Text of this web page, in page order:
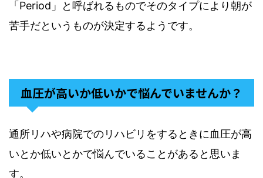
「Period」と呼ばれるものでそのタイプにより朝が
苦手だというものが決定するようです。
血圧が高いか低いかで悩んでいませんか？
通所リハや病院でのリハビリをするときに血圧が高
いとか低いとかで悩んでいることがあると思いま
す。